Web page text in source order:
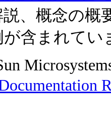
、概念の概
含まれてい